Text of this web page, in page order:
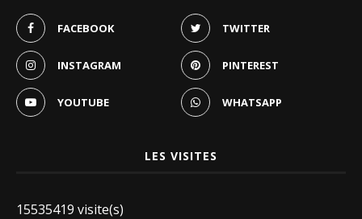
FACEBOOK TWITTER
INSTAGRAM PINTEREST
YOUTUBE WHATSAPP
LES VISITES
15535419 visite(s)